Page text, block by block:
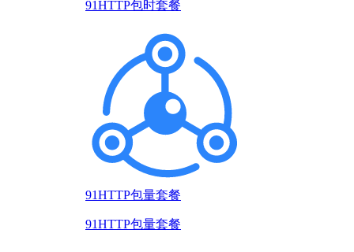
91HTTP包时套餐
91HTTP包量套餐
91HTTP包量套餐